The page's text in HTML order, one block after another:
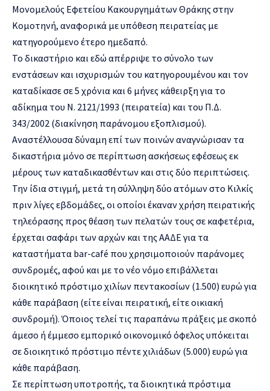
Μονομελούς Εφετείου Κακουργημάτων Θράκης στην
Κομοτηνή, αναφορικά με υπόθεση πειρατείας με
κατηγορούμενο έτερο ημεδαπό.
Το δικαστήριο και εδώ απέρριψε το σύνολο των
ενστάσεων και ισχυρισμών του κατηγορουμένου και τον
καταδίκασε σε 5 χρόνια και 6 μήνες κάθειρξη για το
αδίκημα του Ν. 2121/1993 (πειρατεία) και του Π.Δ.
343/2002 (διακίνηση παράνομου εξοπλισμού).
Αναστέλλουσα δύναμη επί των ποινών αναγνώρισαν τα
δικαστήρια μόνο σε περίπτωση ασκήσεως εφέσεως εκ
μέρους των καταδικασθέντων και στις δύο περιπτώσεις.
Την ίδια στιγμή, μετά τη σύλληψη δύο ατόμων στο Κιλκίς
πριν λίγες εβδομάδες, οι οποίοι έκαναν χρήση πειρατικής
τηλεόρασης προς θέαση των πελατών τους σε καφετέρια,
έρχεται σαφάρι των αρχών και της ΑΑΔΕ για τα
καταστήματα bar-café που χρησιμοποιούν παράνομες
συνδρομές, αφού και με το νέο νόμο επιβάλλεται
διοικητικό πρόστιμο χιλίων πεντακοσίων (1.500) ευρώ για
κάθε παράβαση (είτε είναι πειρατική, είτε οικιακή
συνδρομή). Όποιος τελεί τις παραπάνω πράξεις με σκοπό
άμεσο ή έμμεσο εμπορικό οικονομικό όφελος υπόκειται
σε διοικητικό πρόστιμο πέντε χιλιάδων (5.000) ευρώ για
κάθε παράβαση.
Σε περίπτωση υποτροπής, τα διοικητικά πρόστιμα